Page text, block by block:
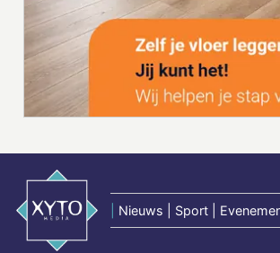
Nieuws | Sport |